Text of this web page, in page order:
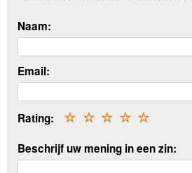
Naam:
Email:
Rating: ☆
☆
☆
☆
☆
Beschrijf uw mening in een zin: